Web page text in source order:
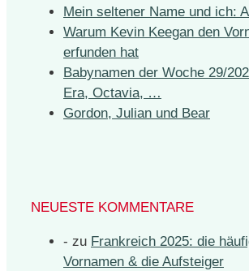
Mein seltener Name und ich:
Warum Kevin Keegan den
erfunden hat
Babynamen der Woche 29/
Era, Octavia, …
Gordon, Julian und Bear
NEUESTE KOMMENTARE
- zu Frankreich 2025: die
Vornamen & die Aufsteiger